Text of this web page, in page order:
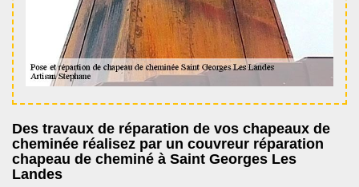
Des travaux de réparation de vos chapeaux de
cheminée réalisez par un couvreur réparation
chapeau de cheminé à Saint Georges Les
Landes